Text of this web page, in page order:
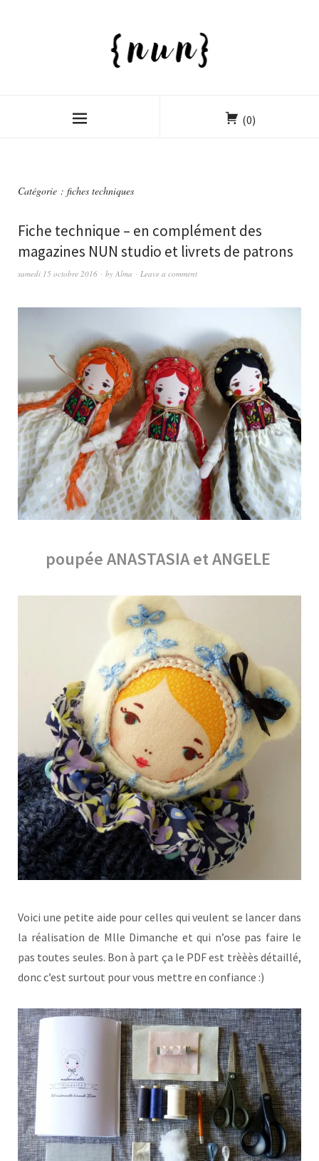
(0)
Catégorie : fiches techniques
Fiche technique – en complément des
magazines NUN studio et livrets de patrons
samedi 15 octobre 2016 by Alma Leave a comment
poupée ANASTASIA et ANGELE
Voici une petite aide pour celles qui veulent se lancer dans
la réalisation de Mlle Dimanche et qui n’ose pas faire le
pas toutes seules. Bon à part ça le PDF est trèèès détaillé,
donc c’est surtout pour vous mettre en confiance :)